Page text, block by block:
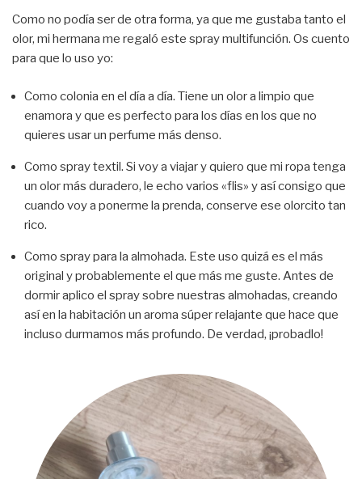
Como no podía ser de otra forma, ya que me gustaba tanto el
olor, mi hermana me regaló este spray multifunción. Os cuento
para que lo uso yo:
Como colonia en el día a día. Tiene un olor a limpio que
enamora y que es perfecto para los días en los que no
quieres usar un perfume más denso.
Como spray textil. Si voy a viajar y quiero que mi ropa tenga
un olor más duradero, le echo varios «flis» y así consigo que
cuando voy a ponerme la prenda, conserve ese olorcito tan
rico.
Como spray para la almohada. Este uso quizá es el más
original y probablemente el que más me guste. Antes de
dormir aplico el spray sobre nuestras almohadas, creando
así en la habitación un aroma súper relajante que hace que
incluso durmamos más profundo. De verdad, ¡probadlo!